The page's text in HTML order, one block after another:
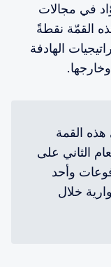
أبرز الروّاد في مجالات
القمّة نقطةً
الهادفة
هذه القمة
الثاني على
وأحد
خلال